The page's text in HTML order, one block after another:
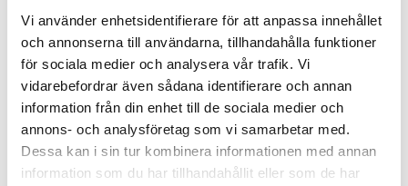
Vi använder enhetsidentifierare för att anpassa innehållet
och annonserna till användarna, tillhandahålla funktioner
för sociala medier och analysera vår trafik. Vi
vidarebefordrar även sådana identifierare och annan
information från din enhet till de sociala medier och
annons- och analysföretag som vi samarbetar med.
Dessa kan i sin tur kombinera informationen med annan
information som du har tillhandahållit eller som de har
Flexica Ekonomi AB
Srf Auktoriserade konsulter
Attila Bors
Auktoriserad Redovisnings- och Lönekonsult, Srf Certifierad
Affärsrådgivare
Skicka e-post